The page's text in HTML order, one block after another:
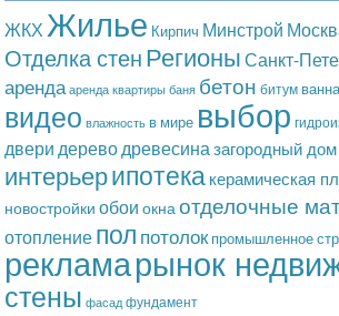
ЖКХ Жилье Кирпич Минстрой
Отделка стенРегионы Санкт-
аренда аренда квартиры баня бетон битум
видео влажность в мире выбор
двери дереводревесиназагородный дом
интерьерипотека керамическая
новостройки обои окна отделочные
отоплениепол потолок промышленное
рекламарынок
стены фасад фундамент